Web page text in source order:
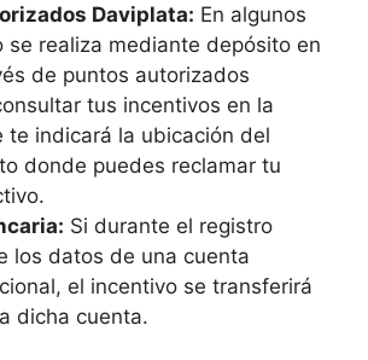
Daviplata: En algunos
se realiza mediante depósito en
de puntos autorizados
tus incentivos en la
te indicará la ubicación del
donde puedes reclamar tu
Si durante el registro
los datos de una cuenta
el incentivo se transferirá
dicha cuenta.